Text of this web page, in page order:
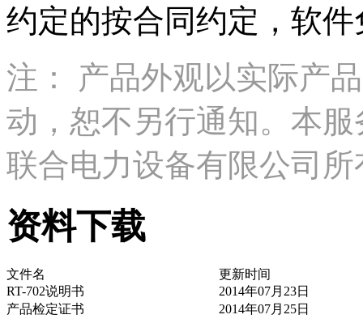
约定的按合同约定，软
注： 产品外观以实际产
动，恕不另行通知。本
联合电力设备有限公司所
资料下载
文件名
更新时间
RT-702说明书
2014年07月23日
产品检定证书
2014年07月25日